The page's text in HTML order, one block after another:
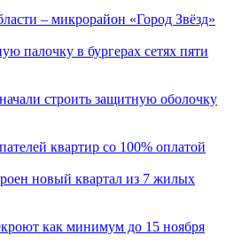
– микрорайон «Город Звёзд»
палочку в бургерах сетях пяти
строить защитную оболочку
квартир со 100% оплатой
новый квартал из 7 жилых
как минимум до 15 ноября